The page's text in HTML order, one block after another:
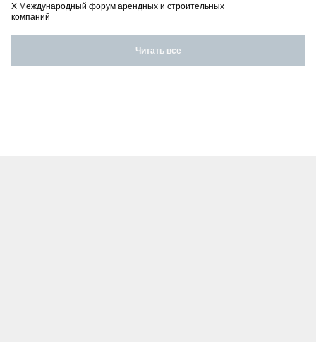
X Международный форум арендных и строительных
компаний
Читать все